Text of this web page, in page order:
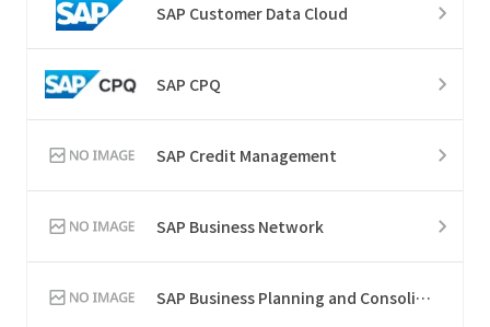
SAP Customer Data Cloud
SAP CPQ
SAP Credit Management
SAP Business Network
SAP Business Planning and Consolidation